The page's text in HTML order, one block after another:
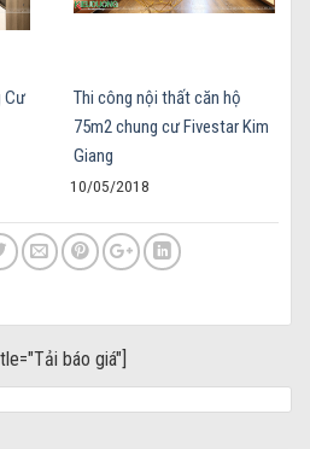
Cư
Thi công nội thất căn hộ
75m2 chung cư Fivestar Kim
Giang
10/05/2018
báo giá"]